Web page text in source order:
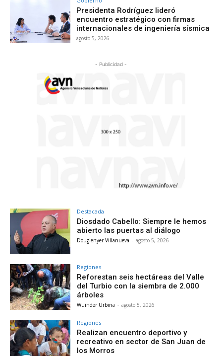
Presidenta Rodríguez lideró
encuentro estratégico con firmas
internacionales de ingeniería sísmica
agosto 5, 2026
- Publicidad -
Destacada
Diosdado Cabello: Siempre le hemos
abierto las puertas al diálogo
Douglenyer Villanueva - agosto 5, 2026
Regiones
Reforestan seis hectáreas del Valle
del Turbio con la siembra de 2.000
árboles
Wuinder Urbina - agosto 5, 2026
Regiones
Realizan encuentro deportivo y
recreativo en sector de San Juan de
los Morros